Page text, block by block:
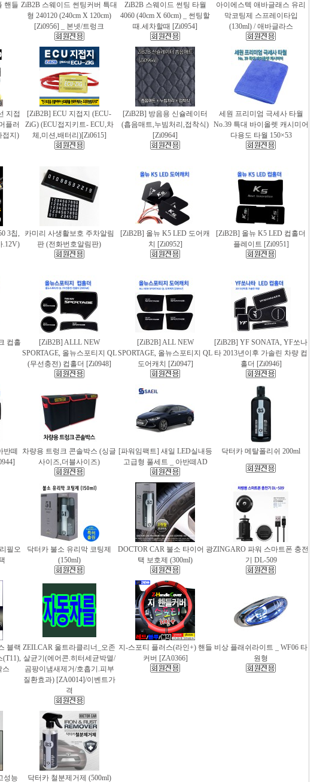
핸들 ZiB2B 스웨이드 썬팅커버 특대
형 240120 (240cm X 120cm)
[Zi0956] _ 본넷/트렁크
ZiB2B 스웨이드 썬팅 타월
4060 (40cm X 60cm) _ 썬팅할
때.세차할때 [Zi0954]
아이에스텍 애바글래스 유리
막코팅제 스프레이타입
(130ml) / 애바글라스
지접
플러
접지)
[ZiB2B] ECU 지접지 (ECU-
ZiG) (ECU접지키트- ECU,차
체,미션,배터리)[Zi0615]
[ZiB2B] 방음용 신슐레이터
(흡음매트,누빔처리,접착식)
[Zi0964]
세원 프리미엄 극세사 타월
No.39 특대 바이올렛 캐시미어
다용도 타월 150×53
3칩,
.12V)
카미리 사생활보호 주차알림
판 (전화번호알림판)
[ZiB2B] 올뉴 K5 LED 도어캐
치 [Zi0952]
[ZiB2B] 올뉴 K5 LED 컵홀더
플레이트 [Zi0951]
컵홀
[ZiB2B] ALLL NEW
SPORTAGE, 올뉴스포티지 QL
(무선충전) 컵홀더 [Zi0948]
[ZiB2B] ALL NEW
SPORTAGE, 올뉴스포티지 QL
도어캐치 [Zi0947]
[ZiB2B] YF SONATA, YF쏘나
타 2013년이후 가솔린 차량 컵
홀더 [Zi0946]
반떼
차량용 트렁크 콘솔박스 (싱글
사이즈,더블사이즈)
[파워임팩트] 새일 LED실내등
고급형 풀세트 _ 아반떼AD
닥터카 메탈폴리쉬 200ml
필오
닥터카 불소 유리막 코팅제
(150ml)
DOCTOR CAR 불소 타이어 광
택 보호제 (300ml)
ZINGARO 파워 스마트폰 충전
기 DL-509
블랙
(T11),
스
ZEILCAR 울트라클리너_오존
살균기(에어콘.히터세균박멸/
곰팡이냄새제거/호흡기.피부
질환효과) [ZA0014]/이벤트가
격
지-스포티 플러스(라인+) 핸들
커버 [ZA0366]
비상 플래쉬라이트 _ WF06 타
원형
성능 닥터카 철분제거제 (500ml)